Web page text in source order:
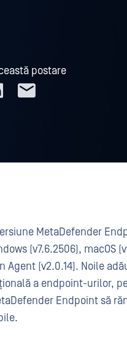
postare
MetaDefender
(v7.6.2506), macOS
Agent (v2.0.14). Noile
a endpoint-urilor,
Endpoint să